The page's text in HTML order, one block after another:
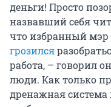
деньги! Просто
назвавший себя
что избранный мэр
грозился
работа, – говорил
люди. Как только
дренажная